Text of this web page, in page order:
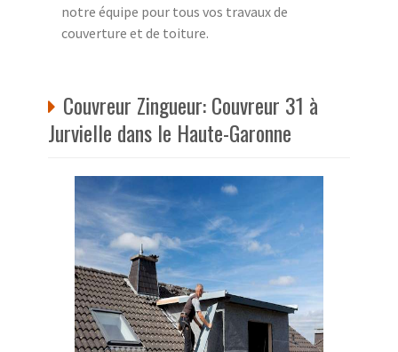
notre équipe pour tous vos travaux de
couverture et de toiture.
Couvreur Zingueur: Couvreur 31 à
Jurvielle dans le Haute-Garonne